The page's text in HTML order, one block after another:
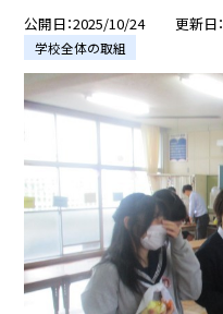
公開日 2025/10/24 更新日
学校全体の取組